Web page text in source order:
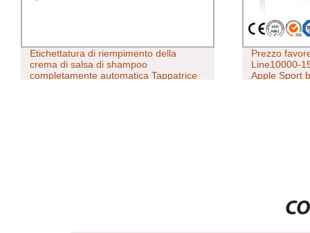
Etichettatura di riempimento della
crema di salsa di shampoo
completamente automatica Tappatrice
Prezzo
Line10000-
Apple Sport